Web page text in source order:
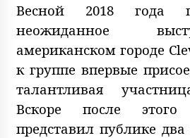
Весной 2018 года
неожиданное
американском городе
к группе впервые
талантливая
Вскоре после
представил публике